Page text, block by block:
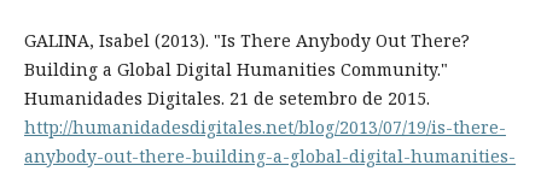
GALINA, Isabel (2013). "Is There Anybody Out There?
Building a Global Digital Humanities Community."
Humanidades Digitales. 21 de setembro de 2015.
http://humanidadesdigitales.net/blog/2013/07/19/is-there-
anybody-out-there-building-a-global-digital-humanities-